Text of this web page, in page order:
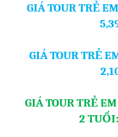
GIÁ TOUR TRẺ
GIÁ TOUR TRẺ
GIÁ TOUR TRẺ
2